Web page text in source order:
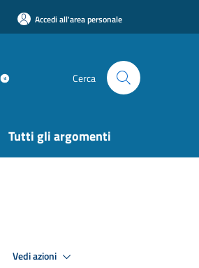
Accedi all'area personale
Cerca
Tutti gli argomenti
Vedi azioni